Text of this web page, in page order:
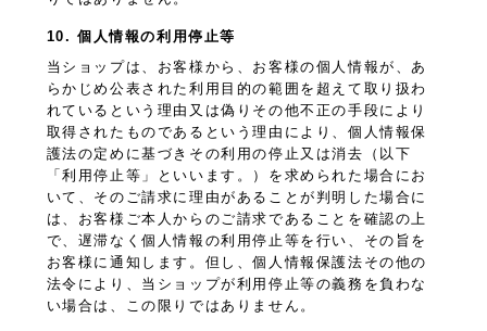
10. 個人情報の利用停止等
当ショップは、お客様から、お客様の個人情報が、あ
らかじめ公表された利用目的の範囲を超えて取り扱わ
れているという理由又は偽りその他不正の手段により
取得されたものであるという理由により、個人情報保
護法の定めに基づきその利用の停止又は消去（以下
「利用停止等」といいます。）を求められた場合にお
いて、そのご請求に理由があることが判明した場合に
は、お客様ご本人からのご請求であることを確認の上
で、遅滞なく個人情報の利用停止等を行い、その旨を
お客様に通知します。但し、個人情報保護法その他の
法令により、当ショップが利用停止等の義務を負わな
い場合は、この限りではありません。